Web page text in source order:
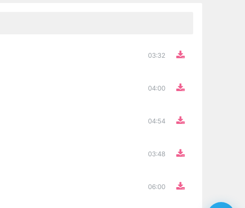
03:32
04:00
04:54
03:48
06:00